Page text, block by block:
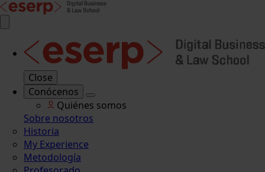
Close
Conócenos
Quiénes somos
Sobre nosotros
Historia
My Experience
Metodología